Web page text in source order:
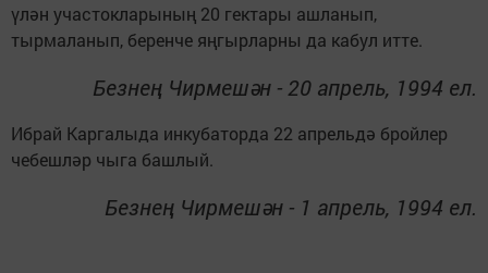
үлән участокларының 20 гектары ашланып,
тырмаланып, беренче яңгырларны да кабул итте.
Безнең Чирмешән - 20 апрель, 1994 ел.
Ибрай Каргалыда инкубаторда 22 апрельдә бройлер
чебешләр чыга башлый.
Безнең Чирмешән - 1 апрель, 1994 ел.